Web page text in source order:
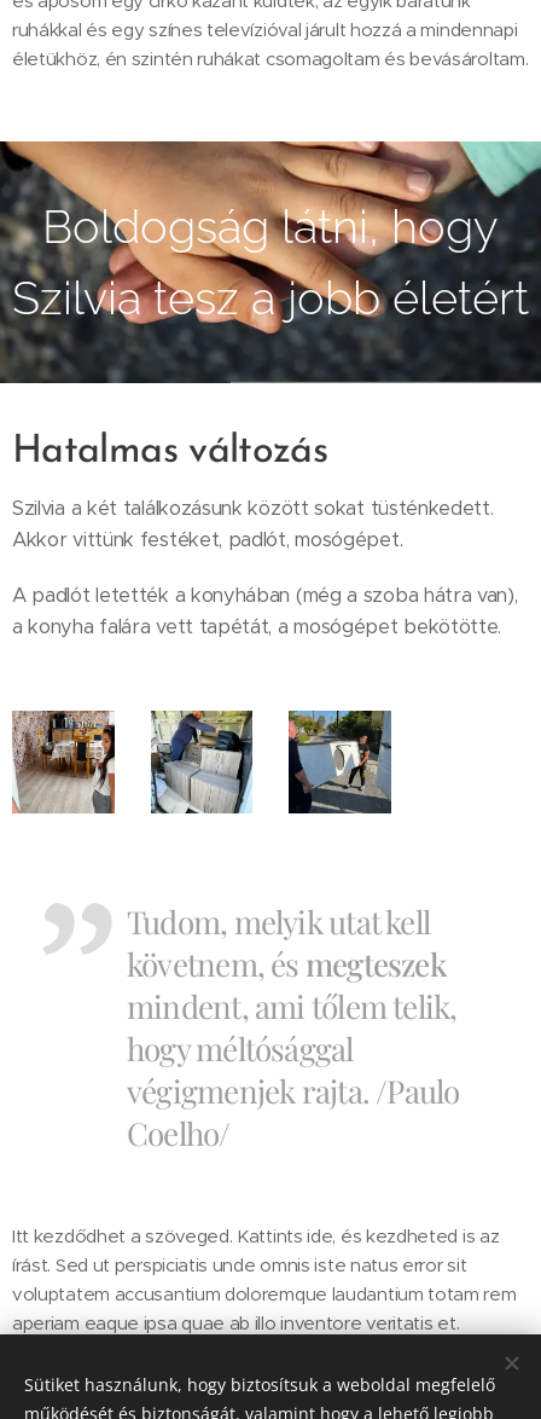
ruhákkal és egy színes televízióval járult hozzá a mindennapi
életükhöz, én szintén ruhákat csomagoltam és bevásároltam.
Boldogság látni, hogy
Szilvia tesz a jobb életért
Hatalmas változás
Szilvia a két találkozásunk között sokat tüsténkedett.
Akkor vittünk festéket, padlót, mosógépet.
A padlót letették a konyhában (még a szoba hátra van),
a konyha falára vett tapétát, a mosógépet bekötötte.
Tudom, melyik utat kell
követnem, és megteszek
mindent, ami tőlem telik,
hogy méltósággal
végigmenjek rajta. /Paulo
Coelho/
Itt kezdődhet a szöveged. Kattints ide, és kezdheted is az
írást. Sed ut perspiciatis unde omnis iste natus error sit
voluptatem accusantium doloremque laudantium totam rem
aperiam eaque ipsa quae ab illo inventore veritatis et.
Share
Sütiket használunk, hogy biztosítsuk a weboldal megfelelő
működését és biztonságát, valamint hogy a lehető legjobb